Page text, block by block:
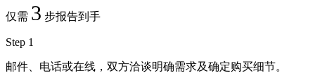
仅需 3 步报告到手
Step 1
邮件、电话或在线，双方洽谈明确需求及确定购买细节。